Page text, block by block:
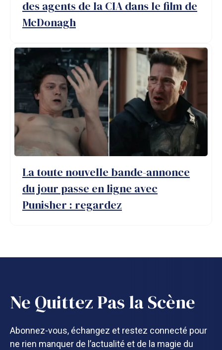
des agents de la CIA dans le film de
McDonagh
La toute nouvelle bande-annonce
du jour passe en ligne avec
Punisher : regardez
Ne Quittez Pas la Scène
Abonnez-vous, échangez et restez connecté pour
ne rien manquer de l’actualité et de la magie du